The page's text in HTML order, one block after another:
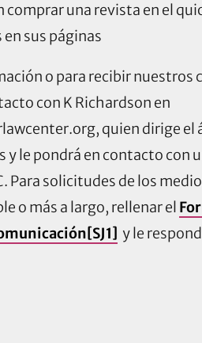
comprar una revista en el
sus páginas
o para recibir nuestros
con K Richardson en
, quien dirige el
y le pondrá en contacto con
Para solicitudes de los
o más a largo, rellenar el
[SJ1] y le